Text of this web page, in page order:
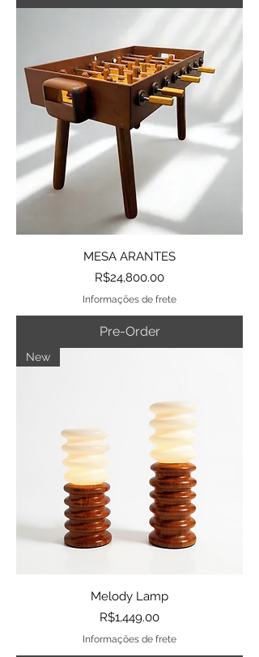
MESA ARANTES
Price
R$24,800.00
Informações de frete
Pre-Order
New
Melody Lamp
Price
R$1,449.00
Informações de frete